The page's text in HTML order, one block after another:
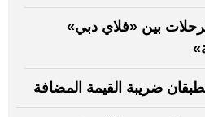
بين «فلاي دبي»
ضريبة القيمة المضافة